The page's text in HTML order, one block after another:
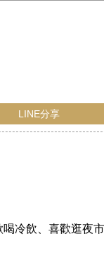
LINE分享
冷飲、喜歡逛夜